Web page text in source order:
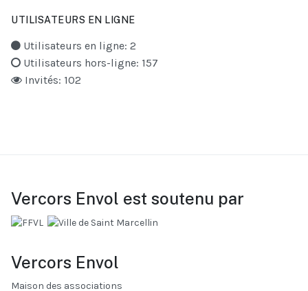
UTILISATEURS EN LIGNE
Utilisateurs en ligne: 2
Utilisateurs hors-ligne: 157
Invités: 102
Vercors Envol est soutenu par
Vercors Envol
Maison des associations